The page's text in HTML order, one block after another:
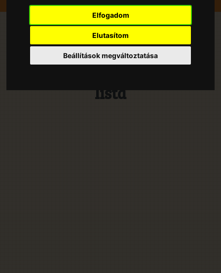
Elfogadom
Elutasítom
Beállítások megváltoztatása
Szedd és/vagy vedd magad
Málna lelőhelyek 2026 évben
lista